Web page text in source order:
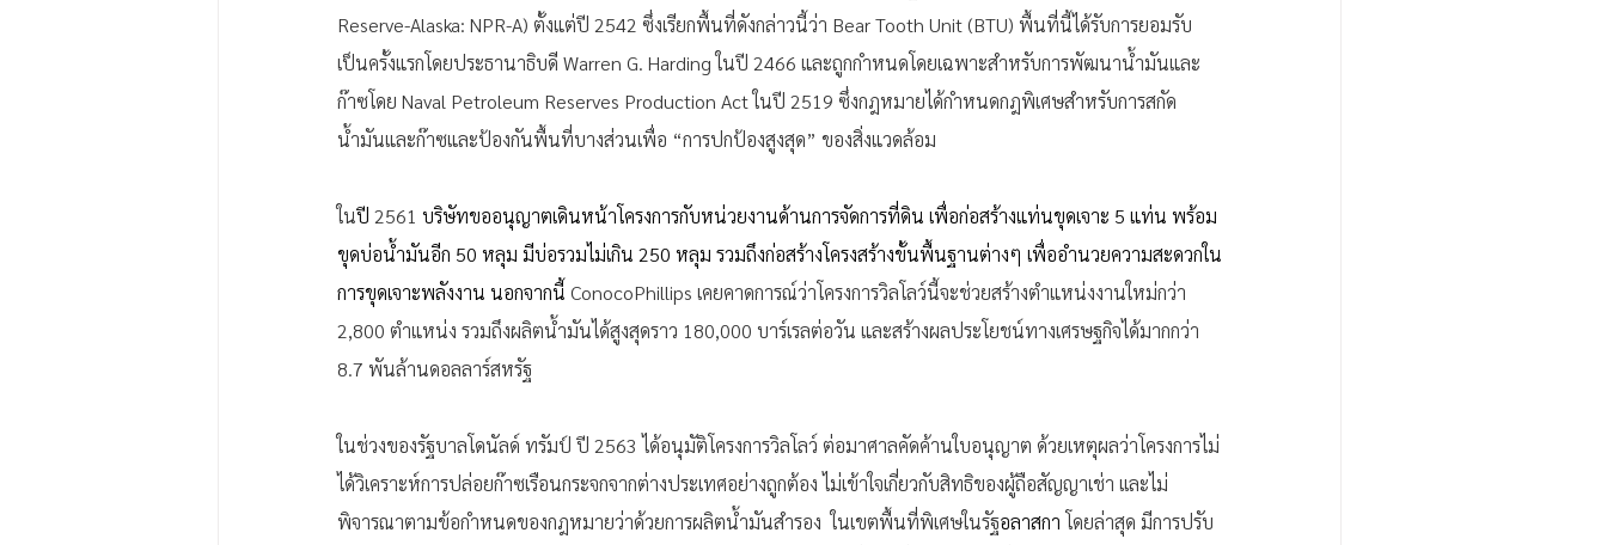
Reserve-Alaska: NPR-A) ตั้งแต่ปี 2542 ซึ่งเรียกพื้นที่ดังกล่าวนี้ว่า Bear Tooth Unit (BTU) พื้นที่นี้ได้รับการยอมรับ
เป็นครั้งแรกโดยประธานาธิบดี Warren G. Harding ในปี 2466 และถูกกำหนดโดยเฉพาะสำหรับการพัฒนาน้ำมันและ
ก๊าซโดย Naval Petroleum Reserves Production Act ในปี 2519 ซึ่งกฎหมายได้กำหนดกฎพิเศษสำหรับการสกัด
น้ำมันและก๊าซและป้องกันพื้นที่บางส่วนเพื่อ “การปกป้องสูงสุด” ของสิ่งแวดล้อม
ในปี 2561 บริษัทขออนุญาตเดินหน้าโครงการกับหน่วยงานด้านการจัดการที่ดิน เพื่อก่อสร้างแท่นขุดเจาะ 5 แท่น พร้อม
ขุดบ่อน้ำมันอีก 50 หลุม มีบ่อรวมไม่เกิน 250 หลุม รวมถึงก่อสร้างโครงสร้างขั้นพื้นฐานต่างๆ เพื่ออำนวยความสะดวกใน
การขุดเจาะพลังงาน นอกจากนี้ ConocoPhillips เคยคาดการณ์ว่าโครงการวิลโลว์นี้จะช่วยสร้างตำแหน่งงานใหม่กว่า
2,800 ตำแหน่ง รวมถึงผลิตน้ำมันได้สูงสุดราว 180,000 บาร์เรลต่อวัน และสร้างผลประโยชน์ทางเศรษฐกิจได้มากกว่า
8.7 พันล้านดอลลาร์สหรัฐ
ในช่วงของรัฐบาลโดนัลด์ ทรัมป์ ปี 2563 ได้อนุมัติโครงการวิลโลว์ ต่อมาศาลคัดค้านใบอนุญาต ด้วยเหตุผลว่าโครงการไม่
ได้วิเคราะห์การปล่อยก๊าซเรือนกระจกจากต่างประเทศอย่างถูกต้อง ไม่เข้าใจเกี่ยวกับสิทธิของผู้ถือสัญญาเช่า เเละไม่
พิจารณาตามข้อกำหนดของกฎหมายว่าด้วยการผลิตน้ำมันสำรอง  ในเขตพื้นที่พิเศษในรัฐอลาสกา โดยล่าสุด มีการปรับ